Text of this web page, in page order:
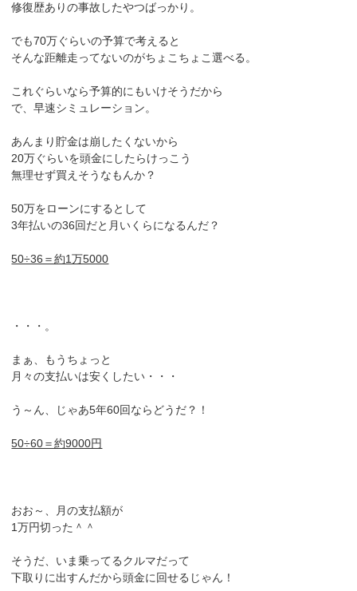
修復歴ありの事故したやつばっかり。
でも70万ぐらいの予算で考えると
そんな距離走ってないのがちょこちょこ選べる。
これぐらいなら予算的にもいけそうだから
で、早速シミュレーション。
あんまり貯金は崩したくないから
20万ぐらいを頭金にしたらけっこう
無理せず買えそうなもんか？
50万をローンにするとして
3年払いの36回だと月いくらになるんだ？
50÷36＝約1万5000
・・・。
まぁ、もうちょっと
月々の支払いは安くしたい・・・
う～ん、じゃあ5年60回ならどうだ？！
50÷60＝約9000円
おお～、月の支払額が
1万円切った＾＾
そうだ、いま乗ってるクルマだって
下取りに出すんだから頭金に回せるじゃん！